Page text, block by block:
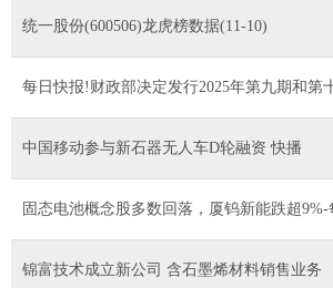
统一股份(600506)龙虎榜数据(11-10)
每日快报!财政部决定发行2025年第九期和第
中国移动参与新石器无人车D轮融资 快播
固态电池概念股多数回落，厦钨新能跌超9%-
锦富技术成立新公司 含石墨烯材料销售业务